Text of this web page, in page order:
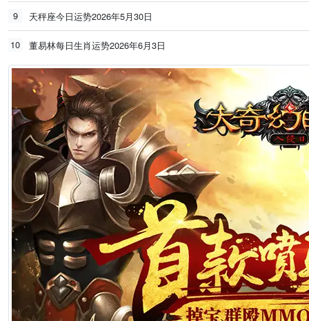
9 天秤座今日运势2026年5月30日
10 董易林每日生肖运势2026年6月3日